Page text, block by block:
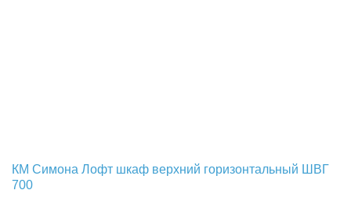
КМ Симона Лофт шкаф верхний горизонтальный ШВГ
700